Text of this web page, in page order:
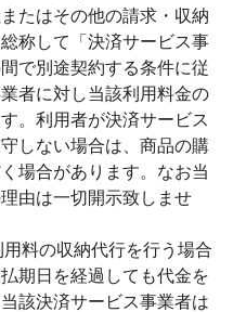
たはその他の請求・収納
称して「決済サービス事
で別途契約する条件に従
者に対し当該利用料金の
。利用者が決済サービス
しない場合は、商品の購
場合があります。なお当
由は一切開示致しませ
料の収納代行を行う場合
期日を経過しても代金を
該決済サービス事業者は